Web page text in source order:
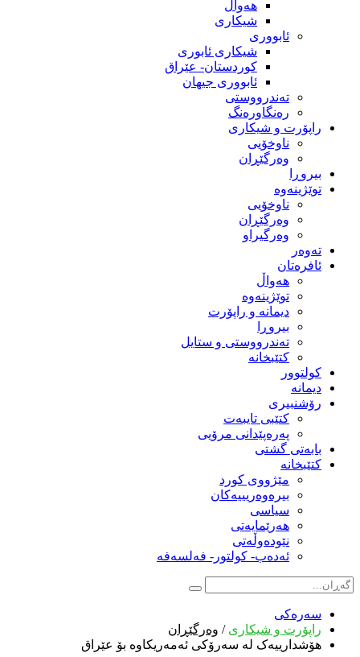
هەواڵ
شیکاری
ئابووری
شیکاری ئابوری
کوردستان- عێراق
ئابووری جیهان
تەندرووستی
رەنگاورەنگ
راپۆرت و شیکاری
ناوخۆیی
وەرگێڕان
بیروڕا
توێژینەوە
ناوخۆیی
وەرگێڕان
وەرگیراو
تەوەر
ئافرەتان
هەواڵ
توێژینەوە
دیمانە و راپۆرت
بیروڕا
تەندرووستی و ستایل
کتێبخانە
کولتوور
دیمانە
رۆشنبیری
کتێبی تایبەت
پەرەپێدانی مرۆیی
بابەتی گشتی
کتێبخانە
مێژووى کورد
بیرەوەریییەکان
سیاسى
هەرێمایەتی
نێودەوڵەتی
ئەدەب- کولتور- فەلسەفە
سەرەکی
راپۆرت و شیکاری / وەرگێڕان
هۆشدارییەک لە سەرۆکی ئەمەریکاوە بۆ عێراق